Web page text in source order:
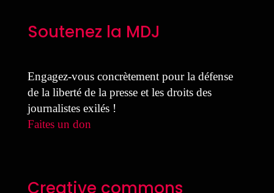
Soutenez la MDJ
Engagez-vous concrètement pour la défense
de la liberté de la presse et les droits des
journalistes exilés !
Faites un don
Creative commons